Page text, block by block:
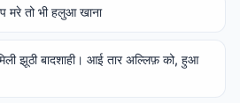
मरे तो भी हलुआ खाना
झूठी बादशाही। आई तार अल्लिफ़ को, हुआ